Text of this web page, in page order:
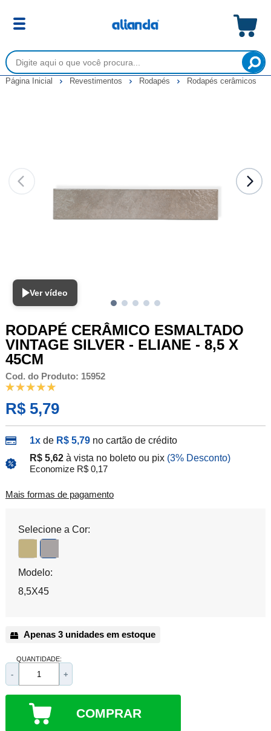
Página Inicial Revestimentos Rodapés Rodapés cerâmicos
Ver vídeo
RODAPÉ CERÂMICO ESMALTADO
VINTAGE SILVER - ELIANE - 8,5 X
45CM
Cod. do Produto: 15952
R$ 5,79
1xde R$ 5,79 no cartão de crédito
R$ 5,62 à vista no boleto ou pix (3% Desconto)
Economize R$ 0,17
Mais formas de pagamento
Selecione a Cor:
Modelo:
8,5X45
Apenas 3 unidades em estoque
QUANTIDADE:
- +
COMPRAR